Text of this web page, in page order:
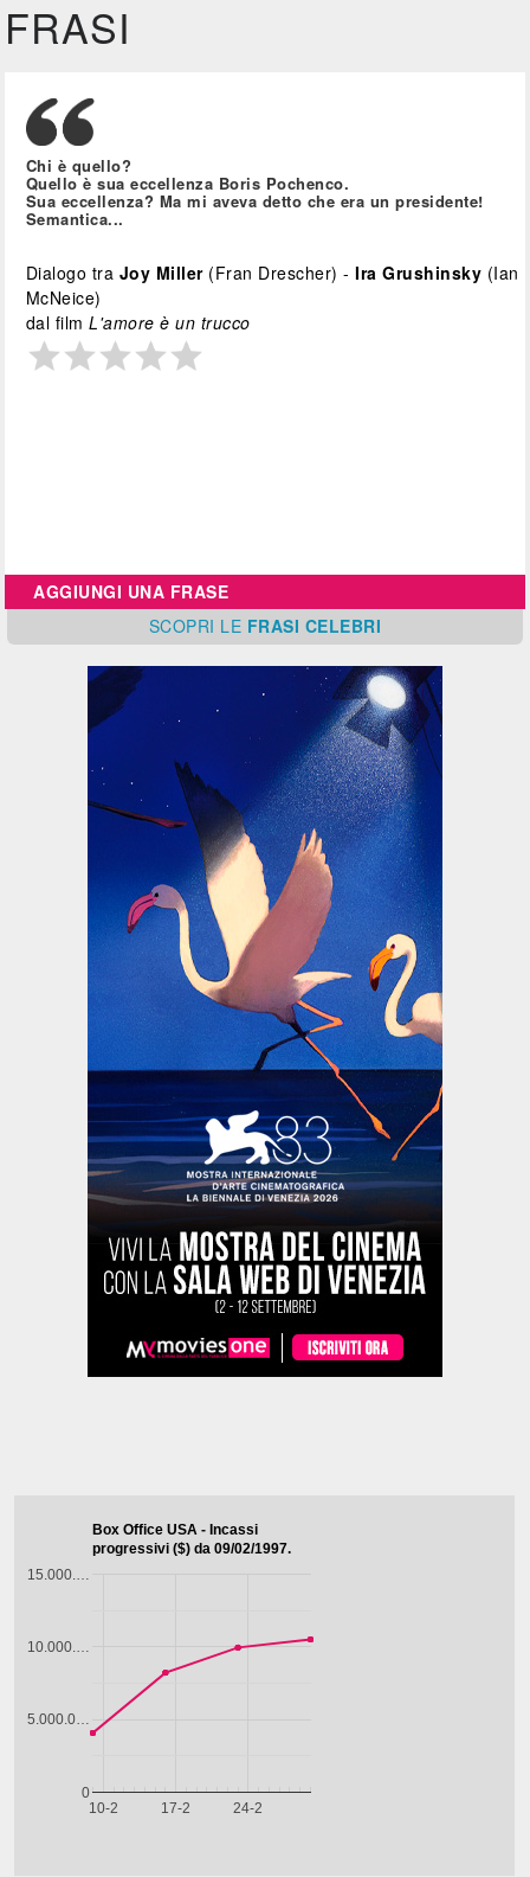
FRASI
Chi è quello?
Quello è sua eccellenza Boris Pochenco.
Sua eccellenza? Ma mi aveva detto che era un presidente!
Semantica...
Dialogo tra Joy Miller(Fran Drescher) -Ira Grushinsky (Ian
McNeice)
dal filmL'amore è un trucco
AGGIUNGI UNA FRASE
SCOPRI LE FRASI CELEBRI